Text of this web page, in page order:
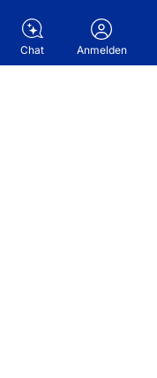
Chat Anmelden